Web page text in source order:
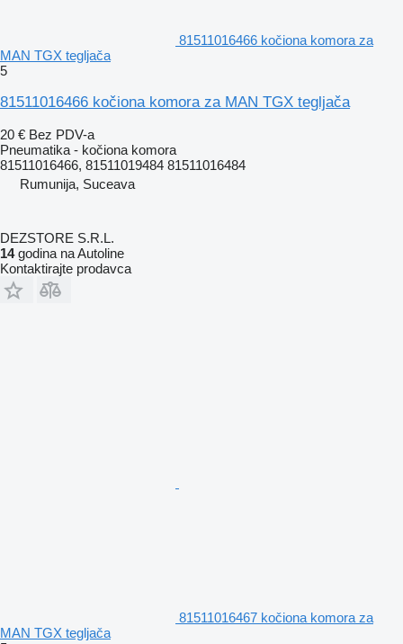
81511016466 kočiona komora za
MAN TGX tegljača
5
81511016466 kočiona komora za MAN TGX tegljača
20 € Bez PDV-a
Pneumatika - kočiona komora
81511016466, 81511019484 81511016484
Rumunija, Suceava
DEZSTORE S.R.L.
14godina na Autoline
Kontaktirajte prodavca
81511016467 kočiona komora za
MAN TGX tegljača